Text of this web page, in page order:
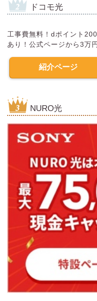
ドコモ光
工事費無料！dポイント
あり！公式ページから3万
紹介ページ
NURO光